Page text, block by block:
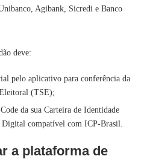
Agibank, Sicredi e Banco
deve:
pelo aplicativo para conferência da
Eleitoral (TSE);
da sua Carteira de Identidade
compatível com ICP-Brasil.
a plataforma de